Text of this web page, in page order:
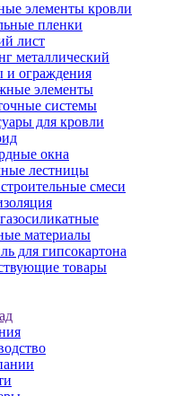
элементы кровли
пленки
лист
металлический
и ограждения
элементы
системы
для кровли
окна
лестницы
смеси
материалы
для гипсокартона
товары